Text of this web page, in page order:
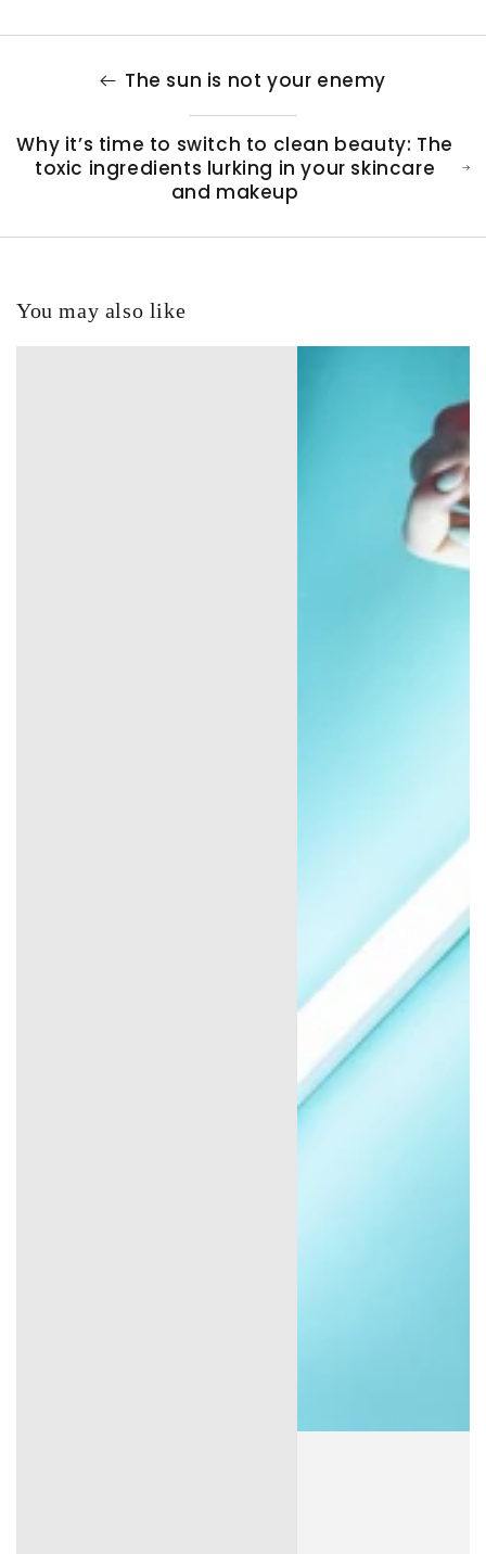
The sun is not your enemy
Why it’s time to switch to clean beauty: The
toxic ingredients lurking in your skincare
and makeup
You may also like